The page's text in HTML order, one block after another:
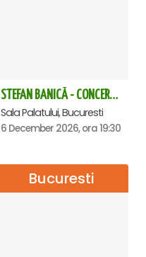
STEFAN BANICĂ - CONCERT EXTRAORDINAR DE CRĂCIUN 2026
Sala Palatului, Bucuresti
6 December 2026, ora 19:30
Bucuresti